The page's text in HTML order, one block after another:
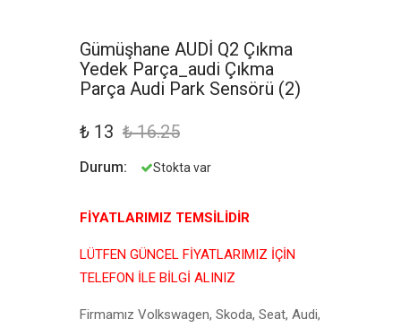
Gümüşhane AUDİ Q2 Çıkma
Yedek Parça_audi Çıkma
Parça Audi Park Sensörü (2)
₺ 13 ₺ 16.25
Durum: Stokta var
FİYATLARIMIZ TEMSİLİDİR
LÜTFEN GÜNCEL FİYATLARIMIZ İÇİN
TELEFON İLE BİLGİ ALINIZ
Firmamız Volkswagen, Skoda, Seat, Audi,